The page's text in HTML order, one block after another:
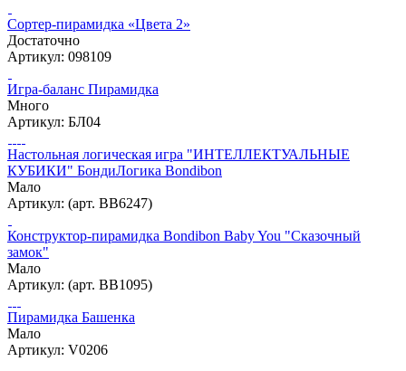
Сортер-пирамидка «Цвета 2»
Достаточно
Артикул: 098109
Игра-баланс Пирамидка
Много
Артикул: БЛ04
Настольная логическая игра "ИНТЕЛЛЕКТУАЛЬНЫЕ
КУБИКИ" БондиЛогика Bondibon
Мало
Артикул: (арт. ВВ6247)
Конструктор-пирамидка Bondibon Baby You "Сказочный
замок"
Мало
Артикул: (арт. ВВ1095)
Пирамидка Башенка
Мало
Артикул: V0206